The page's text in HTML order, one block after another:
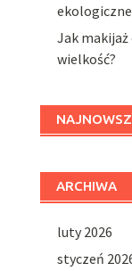
Jak makijaż
wielkość?
ARCHIWA
luty 2026
styczeń